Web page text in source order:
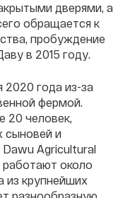
дверями, а
обращается к
пробуждение
в 2015 году.
2020 года из-за
фермой.
20 человек,
сыновей и
Agricultural
работают около
из крупнейших